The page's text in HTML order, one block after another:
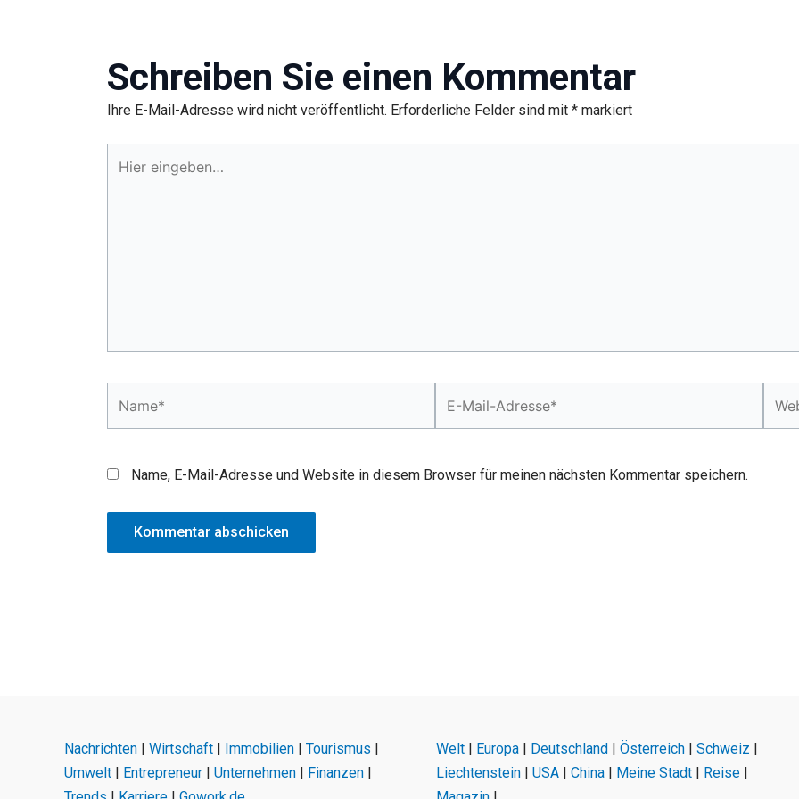
Schreiben Sie einen Kommentar
Ihre E-Mail-Adresse wird nicht veröffentlicht. Erforderliche Felder sind mit * markiert
eingeben…
Name, E-Mail-Adresse und Website in diesem Browser für meinen nächsten Kommentar speichern.
Nachrichten | Wirtschaft | Immobilien | Tourismus |
Umwelt | Entrepreneur | Unternehmen | Finanzen |
Welt| Europa| Deutschland| Österreich| Schweiz |
Liechtenstein| USA| China| Meine Stadt| Reise|